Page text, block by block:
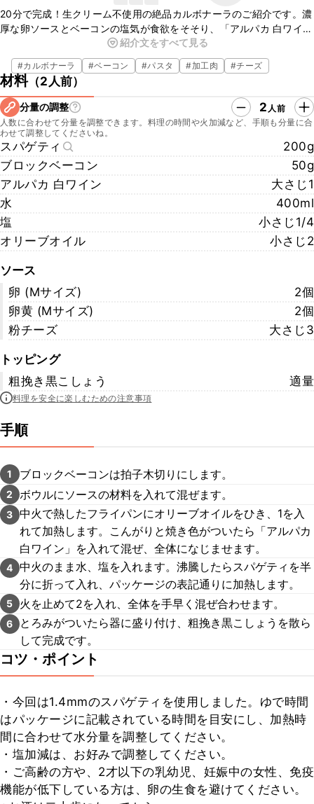
20分で完成！生クリーム不使用の絶品カルボナーラのご紹介です。濃
厚な卵ソースとベーコンの塩気が食欲をそそり、「アルパカ 白ワイ
ン」にもぴったりな味わいにアレンジしました。フライパンひとつで
手軽に調理できるので、忙しい日の晩ごはんにもおすすめですよ。こ
の機会にぜひお試しくださいね。
紹介文をすべて見る
#カルボナーラ #ベーコン #パスタ #加工肉 #チーズ
材料（2人前）
分量の調整 2 人前
人数に合わせて分量を調整できます。料理の時間や火加減など、手順も分量に合
わせて調整してくださいね。
スパゲティ
200g
ブロックベーコン
50g
アルパカ 白ワイン
大さじ1
水
400ml
塩
小さじ1/4
オリーブオイル
小さじ2
ソース
卵 (Mサイズ)
2個
卵黄 (Mサイズ)
2個
粉チーズ
大さじ3
トッピング
粗挽き黒こしょう
適量
料理を安全に楽しむための注意事項
手順
1 ブロックベーコンは拍子木切りにします。
2 ボウルにソースの材料を入れて混ぜます。
3 中火で熱したフライパンにオリーブオイルをひき、1を入
れて加熱します。こんがりと焼き色がついたら「アルパカ
白ワイン」を入れて混ぜ、全体になじませます。
4 中火のまま水、塩を入れます。沸騰したらスパゲティを半
分に折って入れ、パッケージの表記通りに加熱します。
5 火を止めて2を入れ、全体を手早く混ぜ合わせます。
6
とろみがついたら器に盛り付け、粗挽き黒こしょうを散ら
して完成です。
コツ・ポイント
・今回は1.4mmのスパゲティを使用しました。ゆで時間
はパッケージに記載されている時間を目安にし、加熱時
間に合わせて水分量を調整してください。
・塩加減は、お好みで調整してください。
・ご高齢の方や、2才以下の乳幼児、妊娠中の女性、免疫
機能が低下している方は、卵の生食を避けてください。